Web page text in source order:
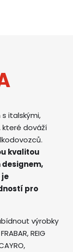
italskými,
které dováží
kvalitou
je
pro
výrobky
REIG